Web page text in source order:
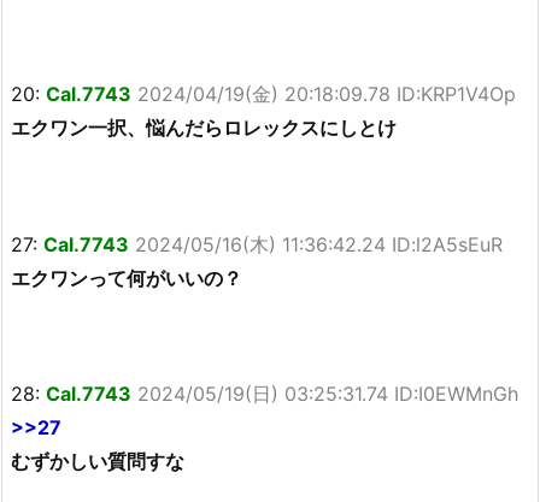
20: Cal.7743 2024/04/19(金) 20:18:09.78 ID:KRP1V4Op
エクワン一択、悩んだらロレックスにしとけ
27: Cal.7743 2024/05/16(木) 11:36:42.24 ID:l2A5sEuR
エクワンって何がいいの？
28: Cal.7743 2024/05/19(日) 03:25:31.74 ID:I0EWMnGh
>>27
むずかしい質問すな